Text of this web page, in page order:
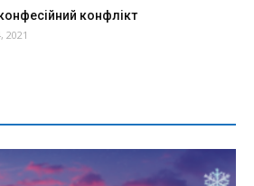
конфлікт
2021